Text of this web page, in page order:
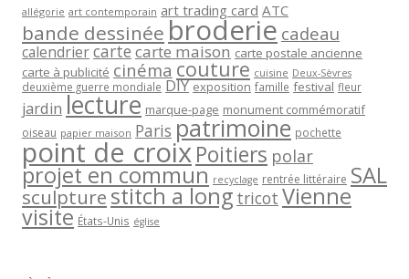
allégorie art contemporain art trading card ATC
bande dessinée broderie cadeau
calendriercartecarte maison carte postale ancienne
carte à publicité cinéma couture cuisine Deux-Sèvres
deuxième guerre mondiale DIY exposition famille festival fleur
jardin lecture marque-page monument commémoratif
oiseau papier maison Paris patrimoine pochette
point de croixPoitiers polar
projet en commun recyclage rentrée littéraire SAL
sculpturestitch a long tricot Vienne
visite États-Unis église